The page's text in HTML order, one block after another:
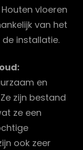
vloeren
van het
installatie.
en
zijn bestand
ze een
ook zeer